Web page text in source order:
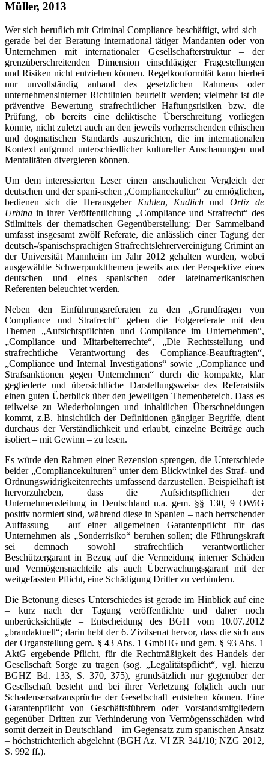
Müller, 2013
Wer sich beruflich mit Criminal Compliance beschäftigt, wird sich –
gerade bei der Beratung international tätiger Mandanten oder von
Unternehmen mit internationaler Gesellschafterstruktur – der
grenzüberschreitenden Dimension einschlägiger Fragestellungen
und Risiken nicht entziehen können. Regelkonformität kann hierbei
nur unvollständig anhand des gesetzlichen Rahmens oder
unternehmensinterner Richtlinien beurteilt werden; vielmehr ist die
präventive Bewertung strafrechtlicher Haftungsrisiken bzw. die
Prüfung, ob bereits eine deliktische Überschreitung vorliegen
könnte, nicht zuletzt auch an den jeweils vorherrschenden ethischen
und dogmatischen Standards auszurichten, die im internationalen
Kontext aufgrund unterschiedlicher kultureller Anschauungen und
Mentalitäten divergieren können.
Um dem interessierten Leser einen anschaulichen Vergleich der
deutschen und der spani-schen „Compliancekultur“ zu ermöglichen,
bedienen sich die Herausgeber Kuhlen, Kudlich und Ortiz de
Urbina in ihrer Veröffentlichung „Compliance und Strafrecht“ des
Stilmittels der thematischen Gegenüberstellung: Der Sammelband
umfasst insgesamt zwölf Referate, die anlässlich einer Tagung der
deutsch-/spanischsprachigen Strafrechtslehrervereinigung Crimint an
der Universität Mannheim im Jahr 2012 gehalten wurden, wobei
ausgewählte Schwerpunktthemen jeweils aus der Perspektive eines
deutschen und eines spanischen oder lateinamerikanischen
Referenten beleuchtet werden.
Neben den Einführungsreferaten zu den „Grundfragen von
Compliance und Strafrecht“ geben die Folgereferate mit den
Themen „Aufsichtspflichten und Compliance im Unternehmen“,
„Compliance und Mitarbeiterrechte“, „Die Rechtsstellung und
strafrechtliche Verantwortung des Compliance-Beauftragten“,
„Compliance und Internal Investigations“ sowie „Compliance und
Strafsanktionen gegen Unternehmen“ durch die kompakte, klar
gegliederte und übersichtliche Darstellungsweise des Referatstils
einen guten Überblick über den jeweiligen Themenbereich. Dass es
teilweise zu Wiederholungen und inhaltlichen Überschneidungen
kommt, z.B. hinsichtlich der Definitionen gängiger Begriffe, dient
durchaus der Verständlichkeit und erlaubt, einzelne Beiträge auch
isoliert – mit Gewinn – zu lesen.
Es würde den Rahmen einer Rezension sprengen, die Unterschiede
beider „Compliancekulturen“ unter dem Blickwinkel des Straf- und
Ordnungswidrigkeitenrechts umfassend darzustellen. Beispielhaft ist
hervorzuheben, dass die Aufsichtspflichten der
Unternehmensleitung in Deutschland u.a. gem. §§ 130, 9 OWiG
positiv normiert sind, während diese in Spanien – nach herrschender
Auffassung – auf einer allgemeinen Garantenpflicht für das
Unternehmen als „Sonderrisiko“ beruhen sollen; die Führungskraft
sei demnach sowohl strafrechtlich verantwortlicher
Beschützergarant in Bezug auf die Vermeidung interner Schäden
und Vermögensnachteile als auch Überwachungsgarant mit der
weitgefassten Pflicht, eine Schädigung Dritter zu verhindern.
Die Betonung dieses Unterschiedes ist gerade im Hinblick auf eine
– kurz nach der Tagung veröffentlichte und daher noch
unberücksichtigte – Entscheidung des BGH vom 10.07.2012
„brandaktuell“; darin hebt der 6. Zivilsenat hervor, dass die sich aus
der Organstellung gem. § 43 Abs. 1 GmbHG und gem. § 93 Abs. 1
AktG ergebende Pflicht, für die Rechtmäßigkeit des Handels der
Gesellschaft Sorge zu tragen (sog. „Legalitätspflicht“, vgl. hierzu
BGHZ Bd. 133, S. 370, 375), grundsätzlich nur gegenüber der
Gesellschaft besteht und bei ihrer Verletzung folglich auch nur
Schadensersatzansprüche der Gesellschaft entstehen können. Eine
Garantenpflicht von Geschäftsführern oder Vorstandsmitgliedern
gegenüber Dritten zur Verhinderung von Vermögensschäden wird
somit derzeit in Deutschland – im Gegensatz zum spanischen Ansatz
– höchstrichterlich abgelehnt (BGH Az. VI ZR 341/10; NZG 2012,
S. 992 ff.).